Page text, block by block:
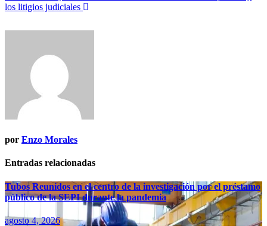
entradas
los litigios judiciales
por Enzo Morales
Entradas relacionadas
Tubos Reunidos en el centro de la investigación por el préstamo
público de la SEPI durante la pandemia
agosto 4, 2026